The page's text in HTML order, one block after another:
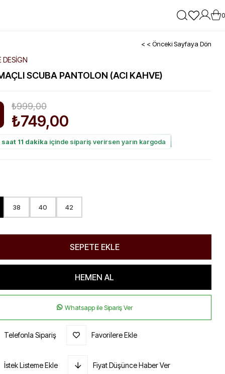
0
< < Önceki Sayfaya Dön
DESİGN
SCUBA PANTOLON (ACI KAHVE)
₺999,00
₺749,00
11 dakika içinde sipariş verirsen yarın kargoda
38 40 42
Whatsapp ile Sipariş Ver
Telefonla Sipariş Favorilere Ekle
İstek Listeme Ekle Fiyat Düşünce Haber Ver